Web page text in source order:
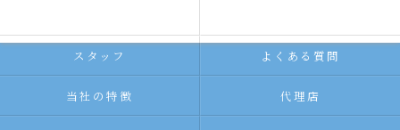
スタッフ よくある質問
当社の特徴 代理店